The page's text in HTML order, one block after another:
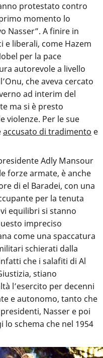
protestato contro
momento lo
Nasser”. A finire in
e liberali, come Hazem
per la pace
autorevole a livello
che aveva cercato
ad interim del
ma si è presto
violenze. Per le sue
accusato di tradimento e
Adly Mansour
forze armate, è anche
di el Baradei, con una
per la tenuta
equilibri si stanno
impreciso
come una spaccatura
schierati dalla
che i salafiti di Al
stiano
l’esercito per decenni
e autonomo, tanto che
Nasser e poi
schema che nel 1954